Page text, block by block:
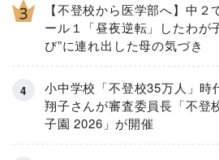
【不登校から医学部へ】中２
ール１「昼夜逆転」したわが
び”に連れ出した母の気づき
小中学校「不登校35万人」
翔子さんが審査委員長「不登
子園 2026」が開催